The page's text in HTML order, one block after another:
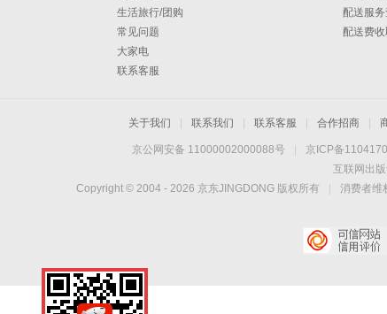
生活旅行/团购
常见问题
大家电
联系客服
配送服
配送费
关于我们 联系我们 联系客服 合作招商
京公网安备 11000002000088号 京ICP备
互联网出
Copyright © 2004 - 2026 京东JINGDONG 版权所有 消费者维